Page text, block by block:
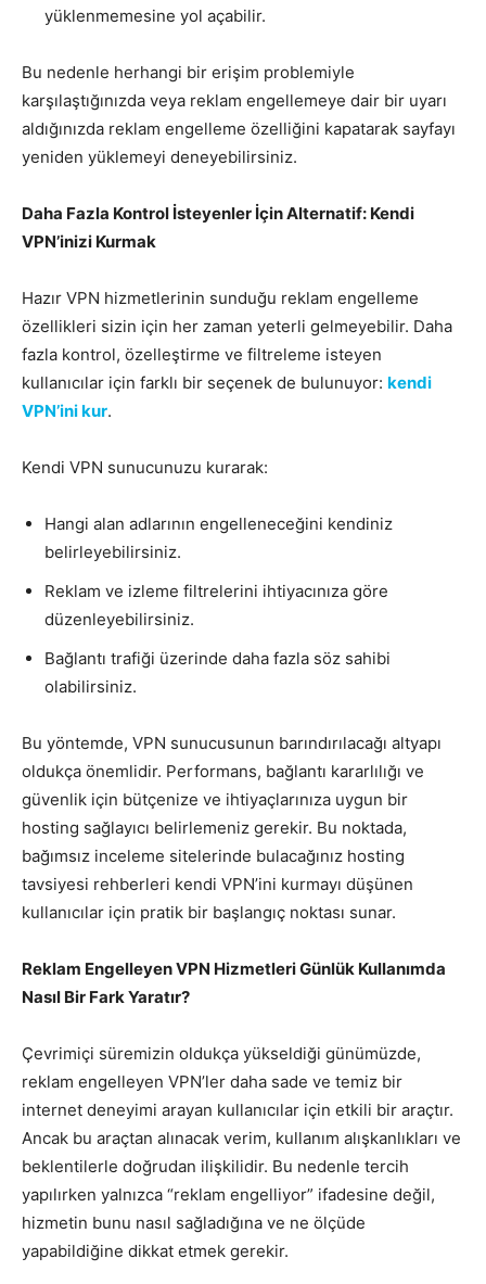
yüklenmemesine yol açabilir.
Bu nedenle herhangi bir erişim problemiyle
karşılaştığınızda veya reklam engellemeye dair bir uyarı
aldığınızda reklam engelleme özelliğini kapatarak sayfayı
yeniden yüklemeyi deneyebilirsiniz.
Daha Fazla Kontrol İsteyenler İçin Alternatif: Kendi
VPN’inizi Kurmak
Hazır VPN hizmetlerinin sunduğu reklam engelleme
özellikleri sizin için her zaman yeterli gelmeyebilir. Daha
fazla kontrol, özelleştirme ve filtreleme isteyen
kullanıcılar için farklı bir seçenek de bulunuyor: kendi
VPN’ini kur.
Kendi VPN sunucunuzu kurarak:
Hangi alan adlarının engelleneceğini kendiniz
belirleyebilirsiniz.
Reklam ve izleme filtrelerini ihtiyacınıza göre
düzenleyebilirsiniz.
Bağlantı trafiği üzerinde daha fazla söz sahibi
olabilirsiniz.
Bu yöntemde, VPN sunucusunun barındırılacağı altyapı
oldukça önemlidir. Performans, bağlantı kararlılığı ve
güvenlik için bütçenize ve ihtiyaçlarınıza uygun bir
hosting sağlayıcı belirlemeniz gerekir. Bu noktada,
bağımsız inceleme sitelerinde bulacağınız hosting
tavsiyesi rehberleri kendi VPN’ini kurmayı düşünen
kullanıcılar için pratik bir başlangıç noktası sunar.
Reklam Engelleyen VPN Hizmetleri Günlük Kullanımda
Nasıl Bir Fark Yaratır?
Çevrimiçi süremizin oldukça yükseldiği günümüzde,
reklam engelleyen VPN’ler daha sade ve temiz bir
internet deneyimi arayan kullanıcılar için etkili bir araçtır.
Ancak bu araçtan alınacak verim, kullanım alışkanlıkları ve
beklentilerle doğrudan ilişkilidir. Bu nedenle tercih
yapılırken yalnızca “reklam engelliyor” ifadesine değil,
hizmetin bunu nasıl sağladığına ve ne ölçüde
yapabildiğine dikkat etmek gerekir.